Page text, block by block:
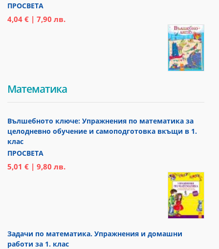
ПРОСВЕТА
4,04 € | 7,90 лв.
Математика
Вълшебното ключе: Упражнения по математика за
целодневно обучение и самоподготовка вкъщи в 1.
клас
ПРОСВЕТА
5,01 € | 9,80 лв.
Задачи по математика. Упражнения и домашни
работи за 1. клас